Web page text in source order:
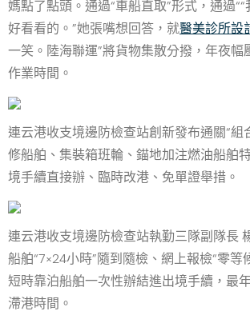
媽點了點頭。通過“車船直取”形式，通過
好看看的。”她張嘴想回答，就醫美診所設
一笑。陸海聯運”將貨物集散分撥，年夜幅
作業時間。
連云港收支境邊防檢查站創新發布通關“組
修船舶、集裝箱班輪、錨地加注燃油船舶
境手續直接辦、臨時改港、免單證舉措。
連云港收支境邊防檢查站執勤三隊副隊長
船舶“7×24小時”隨到隨檢、網上報檢“零等
短時靠泊船舶一次性辦結進出境手續，最
滯港時間。